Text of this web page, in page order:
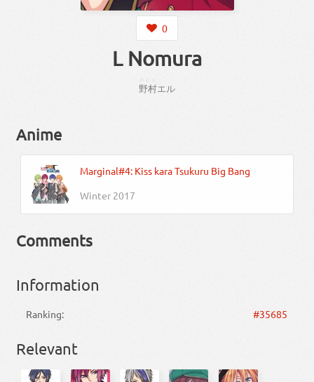
0
L Nomura
野村エル
Anime
Marginal#4: Kiss kara Tsukuru Big Bang
Winter 2017
Comments
Information
Ranking: #35685
Relevant